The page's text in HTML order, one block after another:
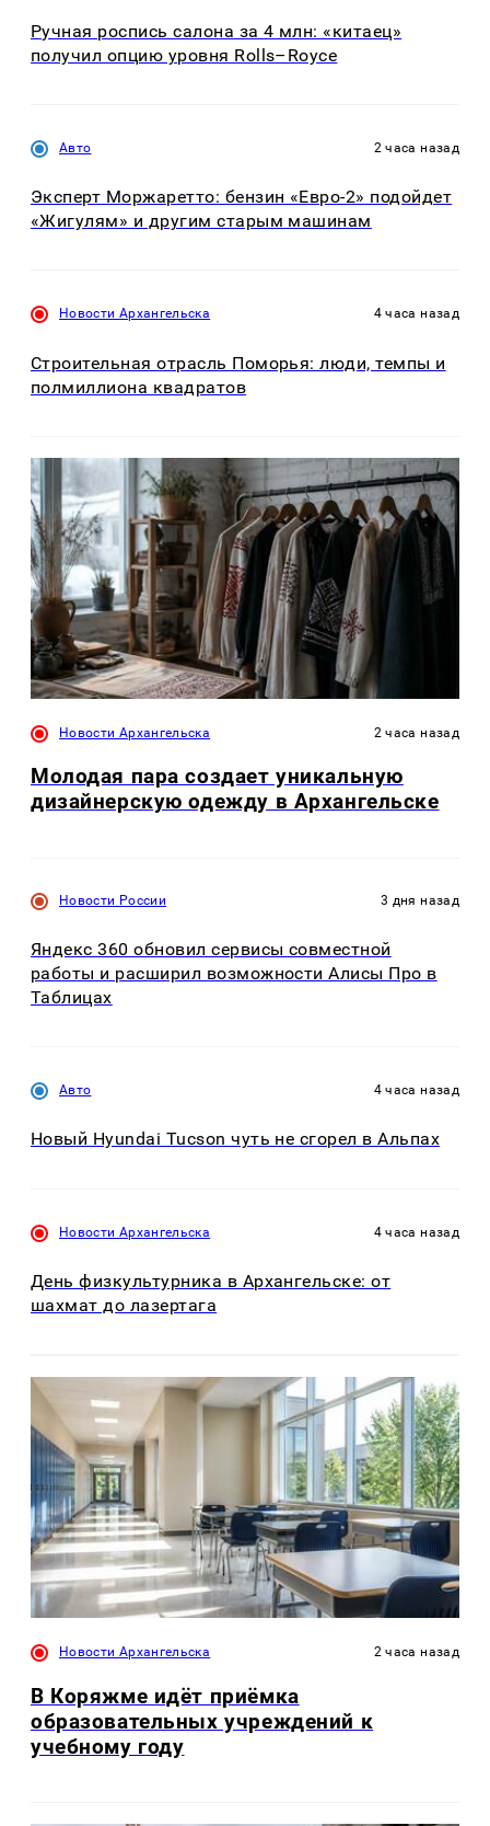
Ручная роспись салона за 4 млн: «китаец»
получил опцию уровня Rolls–Royce
Авто 2 часа назад
Эксперт Моржаретто: бензин «Евро-2» подойдет
«Жигулям» и другим старым машинам
Новости Архангельска 4 часа назад
Строительная отрасль Поморья: люди, темпы и
полмиллиона квадратов
Новости Архангельска 2 часа назад
Молодая пара создает уникальную
дизайнерскую одежду в Архангельске
Новости России 3 дня назад
Яндекс 360 обновил сервисы совместной
работы и расширил возможности Алисы Про в
Таблицах
Авто 4 часа назад
Новый Hyundai Tucson чуть не сгорел в Альпах
Новости Архангельска 4 часа назад
День физкультурника в Архангельске: от
шахмат до лазертага
Новости Архангельска 2 часа назад
В Коряжме идёт приёмка
образовательных учреждений к
учебному году